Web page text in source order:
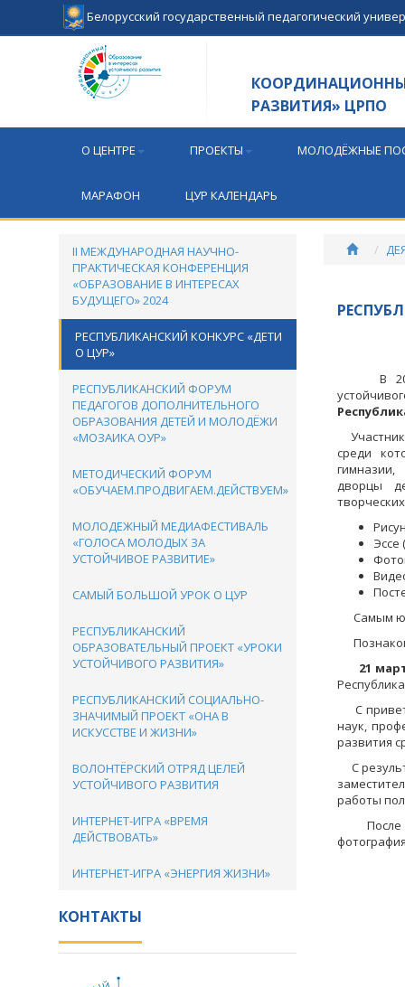
Белорусский государственный педагогический
РАЗВИТИЯ» ЦРПО
О ЦЕНТРЕ ПРОЕКТЫ МОЛОДЁЖНЫЕ
МАРАФОН ЦУР КАЛЕНДАРЬ
II МЕЖДУНАРОДНАЯ НАУЧНО-
ПРАКТИЧЕСКАЯ КОНФЕРЕНЦИЯ
«ОБРАЗОВАНИЕ В ИНТЕРЕСАХ
БУДУЩЕГО» 2024
РЕСПУБЛИКАНСКИЙ КОНКУРС «ДЕТИ
О ЦУР»
РЕСПУБЛИКАНСКИЙ ФОРУМ
ПЕДАГОГОВ ДОПОЛНИТЕЛЬНОГО
ОБРАЗОВАНИЯ ДЕТЕЙ И МОЛОДЁЖИ
«МОЗАИКА ОУР»
МЕТОДИЧЕСКИЙ ФОРУМ
«ОБУЧАЕМ.ПРОДВИГАЕМ.ДЕЙСТВУЕМ»
МОЛОДЕЖНЫЙ МЕДИАФЕСТИВАЛЬ
«ГОЛОСА МОЛОДЫХ ЗА
УСТОЙЧИВОЕ РАЗВИТИЕ»
САМЫЙ БОЛЬШОЙ УРОК О ЦУР
РЕСПУБЛИКАНСКИЙ
ОБРАЗОВАТЕЛЬНЫЙ ПРОЕКТ «УРОКИ
УСТОЙЧИВОГО РАЗВИТИЯ»
РЕСПУБЛИКАНСКИЙ СОЦИАЛЬНО-
ЗНАЧИМЫЙ ПРОЕКТ «ОНА В
ИСКУССТВЕ И ЖИЗНИ»
ВОЛОНТЁРСКИЙ ОТРЯД ЦЕЛЕЙ
УСТОЙЧИВОГО РАЗВИТИЯ
ИНТЕРНЕТ-ИГРА «ВРЕМЯ
ДЕЙСТВОВАТЬ»
ИНТЕРНЕТ-ИГРА «ЭНЕРГИЯ ЖИЗНИ»
КОНТАКТЫ
В
среди
дворцы
Эссе
Самым
21
С
наук,
развития
С
работы
После